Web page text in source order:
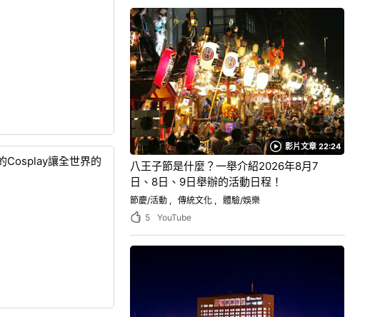
Cosplay讓全世界的
影片文章 22:24
八王子節是什麼？一舉介紹2026年8月7
日、8日、9日舉辦的活動日程！
節慶/活動 傳統文化
體驗/娛樂
5
YouTube